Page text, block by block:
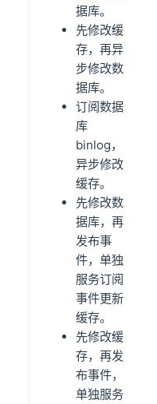
据库。
先修改缓
存，再异
步修改数
据库。
订阅数据
库
binlog，
异步修改
缓存。
先修改数
据库，再
发布事
件，单独
服务订阅
事件更新
缓存。
先修改缓
存，再发
布事件，
单独服务